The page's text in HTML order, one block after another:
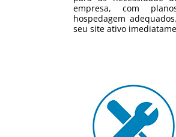
empresa, com
hospedagem
seu site ativo